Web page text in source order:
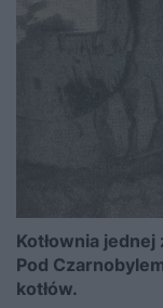
Kotłownia
Pod
kotłów.